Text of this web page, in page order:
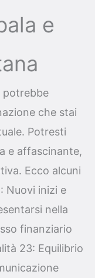
e
potrebbe
che stai
Potresti
e affascinante,
Ecco alcuni
Nuovi inizi e
nella
finanziario
23: Equilibrio